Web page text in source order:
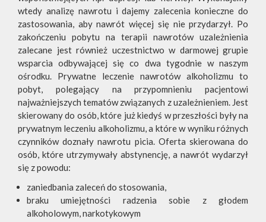
wtedy analizę nawrotu i dajemy zalecenia konieczne do
zastosowania, aby nawrót więcej się nie przydarzył. Po
zakończeniu pobytu na terapii nawrotów uzależnienia
zalecane jest również uczestnictwo w darmowej grupie
wsparcia odbywającej się co dwa tygodnie w naszym
ośrodku. Prywatne leczenie nawrotów alkoholizmu to
pobyt, polegający na przypomnieniu pacjentowi
najważniejszych tematów związanych z uzależnieniem. Jest
skierowany do osób, które już kiedyś w przeszłości były na
prywatnym leczeniu alkoholizmu, a które w wyniku różnych
czynników doznały nawrotu picia. Oferta skierowana do
osób, które utrzymywały abstynencję, a nawrót wydarzył
się z powodu:
zaniedbania zaleceń do stosowania,
braku umiejętności radzenia sobie z głodem
alkoholowym, narkotykowym